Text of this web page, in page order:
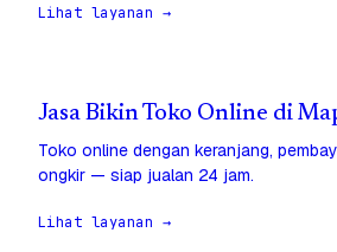
Lihat layanan →
Jasa Bikin Toko Online di
Toko online dengan keranjang,
ongkir — siap jualan 24 jam.
Lihat layanan →